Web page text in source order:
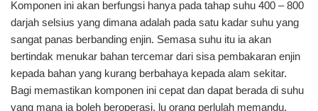
Komponen ini akan berfungsi hanya pada tahap suhu 400 – 800
darjah selsius yang dimana adalah pada satu kadar suhu yang
sangat panas berbanding enjin. Semasa suhu itu ia akan
bertindak menukar bahan tercemar dari sisa pembakaran enjin
kepada bahan yang kurang berbahaya kepada alam sekitar.
Bagi memastikan komponen ini cepat dan dapat berada di suhu
yang mana ia boleh beroperasi, lu orang perlulah memandu.